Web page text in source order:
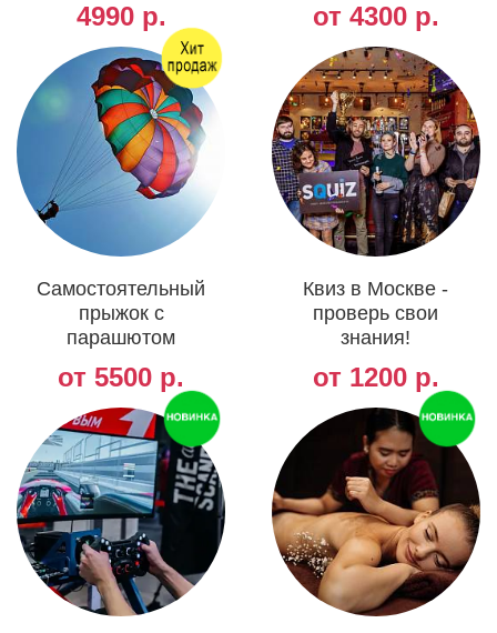
4990 р. от 4300 р.
Самостоятельный
прыжок с
парашютом
от 5500 р.
Квиз в Москве -
проверь свои
знания!
от 1200 р.